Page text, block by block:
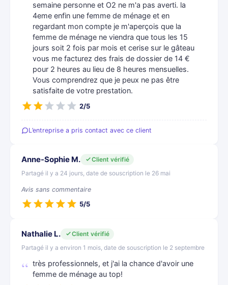
semaine personne et O2 ne m'a pas averti. la
4eme enfin une femme de ménage et en
regardant mon compte je m'aperçois que la
femme de ménage ne viendra que tous les 15
jours soit 2 fois par mois et cerise sur le gâteau
vous me facturez des frais de dossier de 14 €
pour 2 heures au lieu de 8 heures mensuelles.
Vous comprendrez que je peux ne pas être
satisfaite de votre prestation.
2/5
L’entreprise a pris contact avec ce client
Anne-Sophie M.
Client vérifié
Partagé il y a 24 jours, date de souscription le 26 mai
Avis sans commentaire
5/5
Nathalie L.
Client vérifié
Partagé il y a environ 1 mois, date de souscription le 2 septembre
très professionnels, et j'ai la chance d'avoir une
femme de ménage au top!